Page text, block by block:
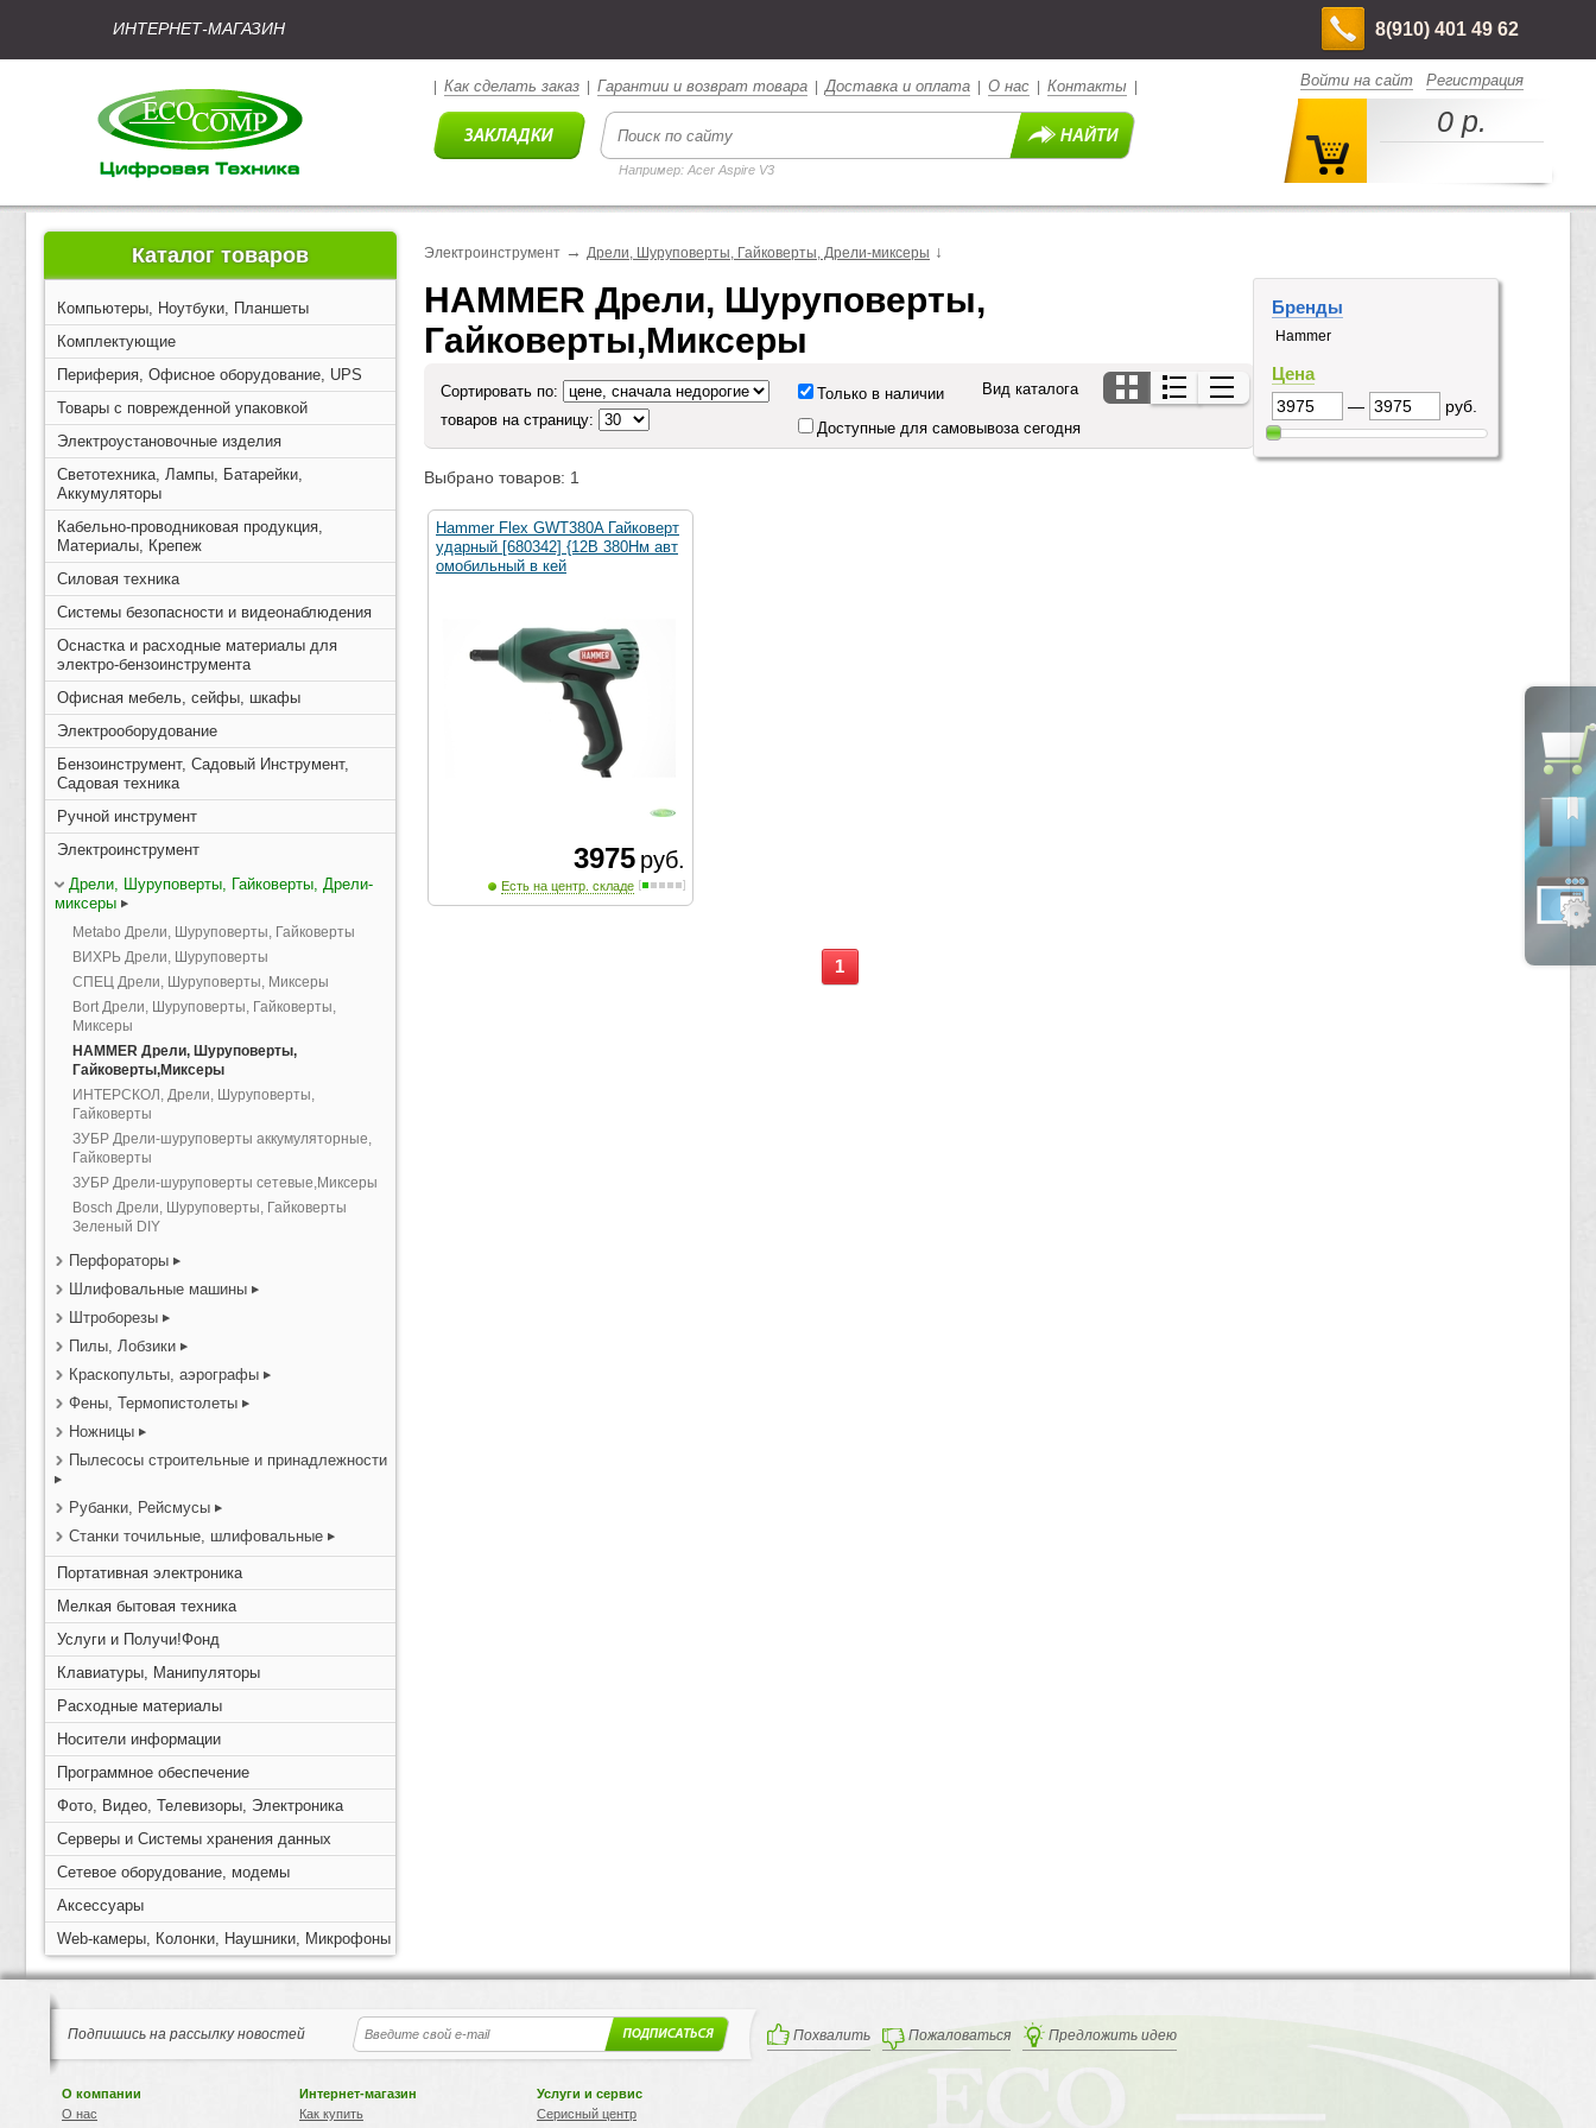
ИНТЕРНЕТ-МАГАЗИН 8(910) 401 49 62
Как сделать заказ Гарантии и возврат товара |Доставка и оплата О нас Контакты
Например: Acer Aspire V3
Войти на сайт Регистрация
0 р.
Каталог товаров
Компьютеры, Ноутбуки, Планшеты
Комплектующие
Периферия, Офисное оборудование, UPS
Товары с поврежденной упаковкой
Электроустановочные изделия
Светотехника, Лампы, Батарейки,
Аккумуляторы
Кабельно-проводниковая продукция,
Материалы, Крепеж
Силовая техника
Системы безопасности и видеонаблюдения
Оснастка и расходные материалы для
электро-бензоинструмента
Офисная мебель, сейфы, шкафы
Электрооборудование
Бензоинструмент, Садовый Инструмент,
Садовая техника
Ручной инструмент
Электроинструмент
Дрели, Шуруповерты, Гайковерты, Дрели-
миксеры
Metabo Дрели, Шуруповерты, Гайковерты
ВИХРЬ Дрели, Шуруповерты
СПЕЦ Дрели, Шуруповерты, Миксеры
Bort Дрели, Шуруповерты, Гайковерты,
Миксеры
HAMMER Дрели, Шуруповерты,
Гайковерты,Миксеры
ИНТЕРСКОЛ, Дрели, Шуруповерты,
Гайковерты
ЗУБР Дрели-шуруповерты аккумуляторные,
Гайковерты
ЗУБР Дрели-шуруповерты сетевые,Миксеры
Bosch Дрели, Шуруповерты, Гайковерты
Зеленый DIY
Перфораторы
Шлифовальные машины
Штроборезы
Пилы, Лобзики
Краскопульты, аэрографы
Фены, Термопистолеты
Ножницы
Пылесосы строительные и принадлежности
Рубанки, Рейсмусы
Станки точильные, шлифовальные
Портативная электроника
Мелкая бытовая техника
Услуги и Получи!Фонд
Клавиатуры, Манипуляторы
Расходные материалы
Носители информации
Программное обеспечение
Фото, Видео, Телевизоры, Электроника
Серверы и Системы хранения данных
Сетевое оборудование, модемы
Аксессуары
Web-камеры, Колонки, Наушники, Микрофоны
Электроинструмент → Дрели, Шуруповерты, Гайковерты, Дрели-миксеры ↓
HAMMER Дрели, Шуруповерты,
Гайковерты,Миксеры
Сортировать по:
товаров на страницу:
Только в наличии
Доступные для самовывоза сегодня
Вид каталога
Выбрано товаров: 1
Hammer Flex GWT380A Гайковерт
ударный [680342] {12В 380Нм авт
омобильный в кей
3975 руб.
Есть на центр. складе
1
Бренды
Hammer
Цена
— руб.
Подпишись на рассылку новостей Похвалить Пожаловаться Предложить идею
О компании
О нас
Интернет-магазин
Как купить
Услуги и сервис
Серисный центр